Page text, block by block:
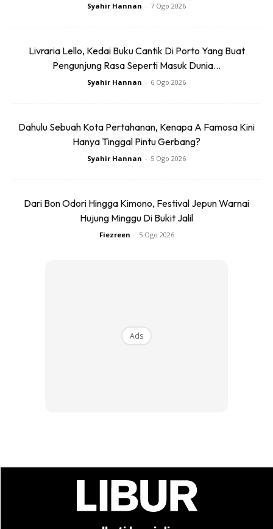
pemikiran korang pasti teracun kerana tempatnya memang
Syahir Hannan - 7 Ogo 2026
Livraria Lello, Kedai Buku Cantik Di Porto Yang Buat
Pengunjung Rasa Seperti Masuk Dunia...
Syahir Hannan - 6 Ogo 2026
Dahulu Sebuah Kota Pertahanan, Kenapa A Famosa Kini
Hanya Tinggal Pintu Gerbang?
Syahir Hannan - 5 Ogo 2026
Dari Bon Odori Hingga Kimono, Festival Jepun Warnai
Hujung Minggu Di Bukit Jalil
Fiezreen - 5 Ogo 2026
Ads